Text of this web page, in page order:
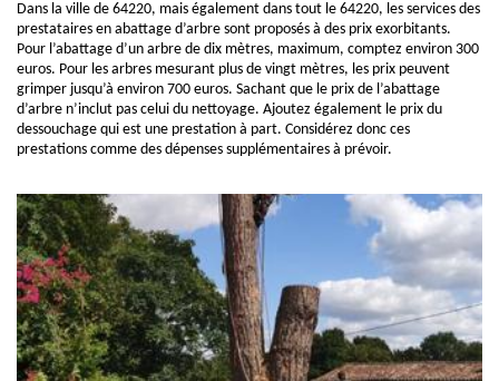
Dans la ville de 64220, mais également dans tout le 64220, les services des
prestataires en abattage d’arbre sont proposés à des prix exorbitants.
Pour l’abattage d’un arbre de dix mètres, maximum, comptez environ 300
euros. Pour les arbres mesurant plus de vingt mètres, les prix peuvent
grimper jusqu’à environ 700 euros. Sachant que le prix de l’abattage
d’arbre n’inclut pas celui du nettoyage. Ajoutez également le prix du
dessouchage qui est une prestation à part. Considérez donc ces
prestations comme des dépenses supplémentaires à prévoir.